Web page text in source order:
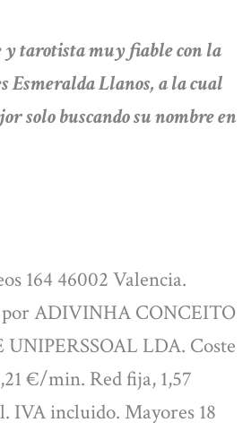
y tarotista muy fiable con la
Esmeralda Llanos, a la cual
solo buscando su nombre en
164 46002 Valencia.
por ADIVINHA CONCEITO
LDA. Coste
€/min. Red fija, 1,57
incluido. Mayores 18